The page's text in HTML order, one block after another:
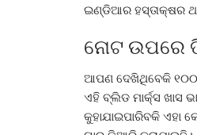
ଇଣ୍ଡିଆର ହସ୍ତାକ୍ଷର
ନୋଟ ଉପରେ
ଆପଣ ଦେଖିଥିବେକି ୧୦୦,
ଏହି ବ୍ଲିଡ ମାର୍କ୍ସ
କୁହାଯାଇପାରିବକି ଏହା